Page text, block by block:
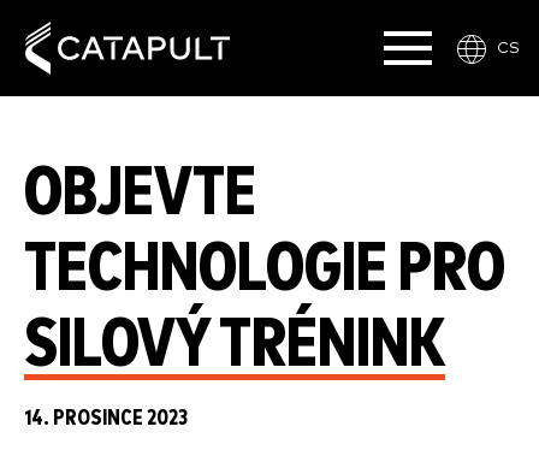
CS
OBJEVTE
TECHNOLOGIE PRO
SILOVÝ TRÉNINK
14. PROSINCE 2023